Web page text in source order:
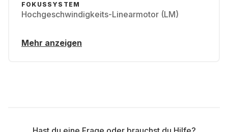
FOKUSSYSTEM
Hochgeschwindigkeits-Linearmotor (LM)
Mehr anzeigen